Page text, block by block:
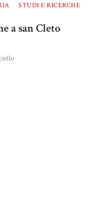
STUDI E RICERCHE
a san Cleto